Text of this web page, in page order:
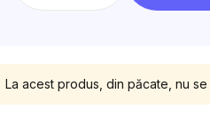
La acest produs, din păcate, nu